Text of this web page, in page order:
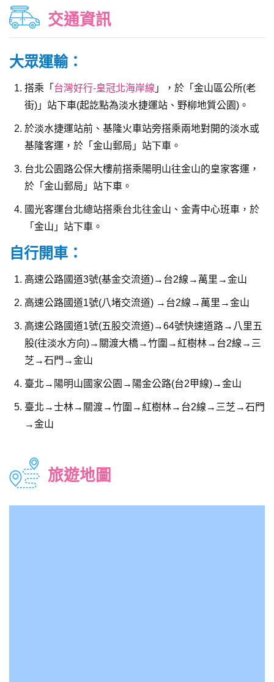
交通資訊
大眾運輸：
搭乘「 台灣好行-皇冠北海岸線 」，於「金山區公所(老
街)」站下車(起訖點為淡水捷運站、野柳地質公園)。
於淡水捷運站前、基隆火車站旁搭乘兩地對開的淡水或
基隆客運，於「金山郵局」站下車。
台北公園路公保大樓前搭乘陽明山往金山的皇家客運，
於「金山郵局」站下車。
國光客運台北總站搭乘台北往金山、金青中心班車，於
「金山」站下車。
自行開車：
高速公路國道3號(基金交流道)→台2線→萬里→金山
高速公路國道1號(八堵交流道) →台2線→萬里→金山
高速公路國道1號(五股交流道)→64號快速道路→八里五
股(往淡水方向)→關渡大橋→竹圍→紅樹林→台2線→三
芝→石門→金山
臺北→陽明山國家公園→陽金公路(台2甲線)→金山
臺北→士林→關渡→竹圍→紅樹林→台2線→三芝→石門
→金山
旅遊地圖